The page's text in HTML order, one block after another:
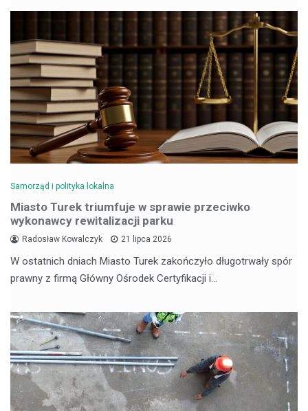
Samorząd i polityka lokalna
Miasto Turek triumfuje w sprawie przeciwko
wykonawcy rewitalizacji parku
Radosław Kowalczyk 21 lipca 2026
W ostatnich dniach Miasto Turek zakończyło długotrwały spór
prawny z firmą Główny Ośrodek Certyfikacji i…